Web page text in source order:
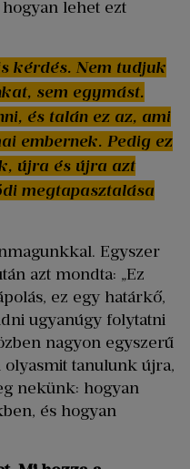
lehet ezt
kérdés. Nem tudjuk
sem egymást.
és talán ez az, ami
embernek. Pedig ez
újra és újra azt
megtapasztalása
Egyszer
azt mondta: „Ez
ez egy határkő,
ugyanúgy folytatni
nagyon egyszerű
tanulunk újra,
nekünk: hogyan
és hogyan